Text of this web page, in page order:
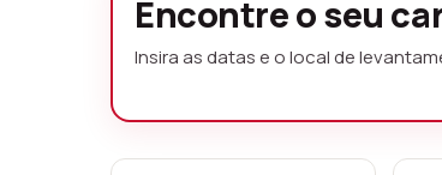
caucao
Encontre e reserve o seu
albaneses. Comparamos
Encontre o seu
Insira as datas e o local de